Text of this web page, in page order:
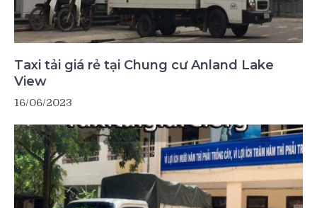
Taxi tải giá rẻ tại Chung cư Anland Lake
View
16/06/2023